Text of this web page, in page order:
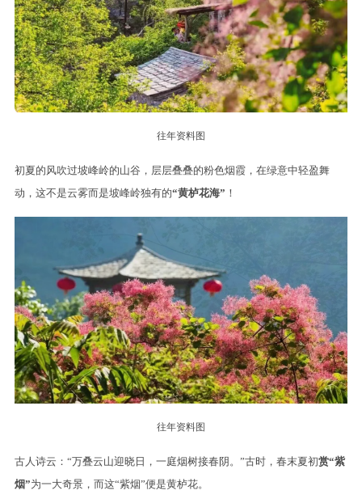
往年资料图
初夏的风吹过坡峰岭的山谷，层层叠叠的粉色烟霞，在绿意中轻盈舞
动，这不是云雾而是坡峰岭独有的“黄栌花海” ！
往年资料图
古人诗云：“万叠云山迎晓日，一庭烟树接春阴。”古时，春末夏初赏“紫
烟”为一大奇景，而这“紫烟”便是黄栌花。